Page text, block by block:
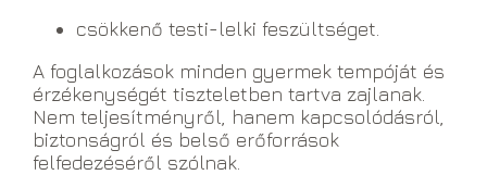
csökkenő testi-lelki feszültséget.
A foglalkozások minden gyermek tempóját és
érzékenységét tiszteletben tartva zajlanak.
Nem teljesítményről, hanem kapcsolódásról,
biztonságról és belső erőforrások
felfedezéséről szólnak.